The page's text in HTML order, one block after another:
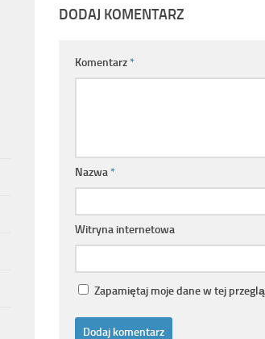
DODAJ KOMENTARZ
Komentarz*
Nazwa*
Witryna internetowa
Zapamiętaj moje dane w tej